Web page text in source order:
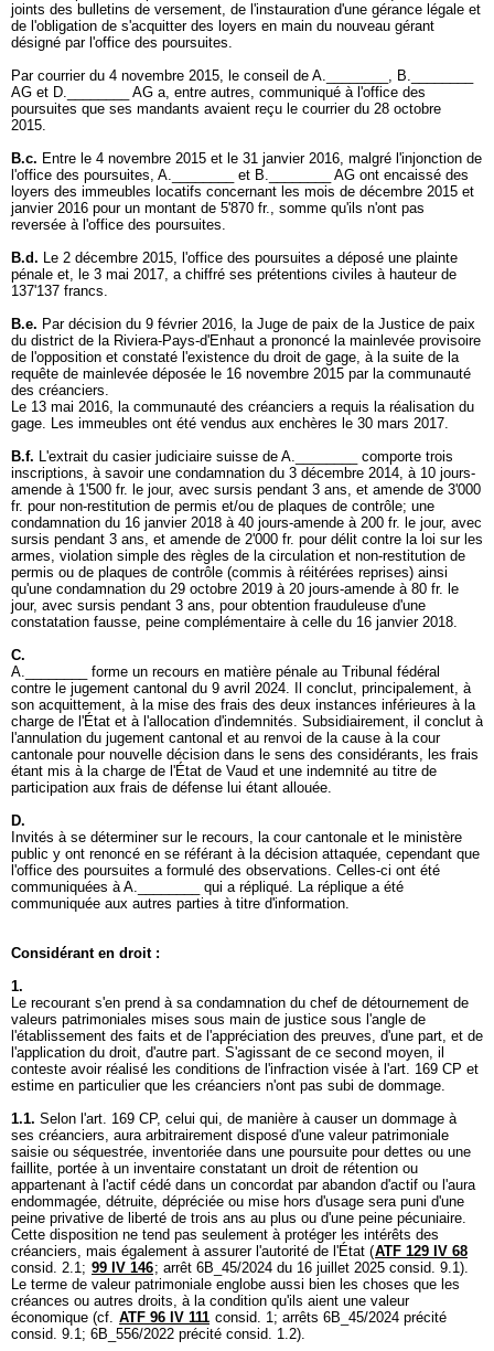
joints des bulletins de versement, de l'instauration d'une gérance légale et
de l'obligation de s'acquitter des loyers en main du nouveau gérant
désigné par l'office des poursuites.
Par courrier du 4 novembre 2015, le conseil de A.________, B.________
AG et D.________ AG a, entre autres, communiqué à l'office des
poursuites que ses mandants avaient reçu le courrier du 28 octobre
2015.
B.c. Entre le 4 novembre 2015 et le 31 janvier 2016, malgré l'injonction de
l'office des poursuites, A.________ et B.________ AG ont encaissé des
loyers des immeubles locatifs concernant les mois de décembre 2015 et
janvier 2016 pour un montant de 5'870 fr., somme qu'ils n'ont pas
reversée à l'office des poursuites.
B.d. Le 2 décembre 2015, l'office des poursuites a déposé une plainte
pénale et, le 3 mai 2017, a chiffré ses prétentions civiles à hauteur de
137'137 francs.
B.e. Par décision du 9 février 2016, la Juge de paix de la Justice de paix
du district de la Riviera-Pays-d'Enhaut a prononcé la mainlevée provisoire
de l'opposition et constaté l'existence du droit de gage, à la suite de la
requête de mainlevée déposée le 16 novembre 2015 par la communauté
des créanciers.
Le 13 mai 2016, la communauté des créanciers a requis la réalisation du
gage. Les immeubles ont été vendus aux enchères le 30 mars 2017.
B.f. L'extrait du casier judiciaire suisse de A.________ comporte trois
inscriptions, à savoir une condamnation du 3 décembre 2014, à 10 jours-
amende à 1'500 fr. le jour, avec sursis pendant 3 ans, et amende de 3'000
fr. pour non-restitution de permis et/ou de plaques de contrôle; une
condamnation du 16 janvier 2018 à 40 jours-amende à 200 fr. le jour, avec
sursis pendant 3 ans, et amende de 2'000 fr. pour délit contre la loi sur les
armes, violation simple des règles de la circulation et non-restitution de
permis ou de plaques de contrôle (commis à réitérées reprises) ainsi
qu'une condamnation du 29 octobre 2019 à 20 jours-amende à 80 fr. le
jour, avec sursis pendant 3 ans, pour obtention frauduleuse d'une
constatation fausse, peine complémentaire à celle du 16 janvier 2018.
C.
A.________ forme un recours en matière pénale au Tribunal fédéral
contre le jugement cantonal du 9 avril 2024. Il conclut, principalement, à
son acquittement, à la mise des frais des deux instances inférieures à la
charge de l'État et à l'allocation d'indemnités. Subsidiairement, il conclut à
l'annulation du jugement cantonal et au renvoi de la cause à la cour
cantonale pour nouvelle décision dans le sens des considérants, les frais
étant mis à la charge de l'État de Vaud et une indemnité au titre de
participation aux frais de défense lui étant allouée.
D.
Invités à se déterminer sur le recours, la cour cantonale et le ministère
public y ont renoncé en se référant à la décision attaquée, cependant que
l'office des poursuites a formulé des observations. Celles-ci ont été
communiquées à A.________ qui a répliqué. La réplique a été
communiquée aux autres parties à titre d'information.
Considérant en droit :
1.
Le recourant s'en prend à sa condamnation du chef de détournement de
valeurs patrimoniales mises sous main de justice sous l'angle de
l'établissement des faits et de l'appréciation des preuves, d'une part, et de
l'application du droit, d'autre part. S'agissant de ce second moyen, il
conteste avoir réalisé les conditions de l'infraction visée à l'art. 169 CP et
estime en particulier que les créanciers n'ont pas subi de dommage.
1.1. Selon l'art. 169 CP, celui qui, de manière à causer un dommage à
ses créanciers, aura arbitrairement disposé d'une valeur patrimoniale
saisie ou séquestrée, inventoriée dans une poursuite pour dettes ou une
faillite, portée à un inventaire constatant un droit de rétention ou
appartenant à l'actif cédé dans un concordat par abandon d'actif ou l'aura
endommagée, détruite, dépréciée ou mise hors d'usage sera puni d'une
peine privative de liberté de trois ans au plus ou d'une peine pécuniaire.
Cette disposition ne tend pas seulement à protéger les intérêts des
créanciers, mais également à assurer l'autorité de l'État (ATF 129 IV 68
consid. 2.1; 99 IV 146; arrêt 6B_45/2024 du 16 juillet 2025 consid. 9.1).
Le terme de valeur patrimoniale englobe aussi bien les choses que les
créances ou autres droits, à la condition qu'ils aient une valeur
économique (cf. ATF 96 IV 111 consid. 1; arrêts 6B_45/2024 précité
consid. 9.1; 6B_556/2022 précité consid. 1.2).